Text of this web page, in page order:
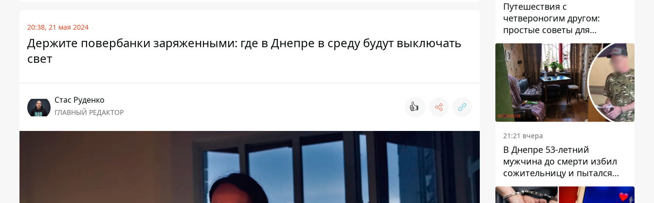
20:38, 21 мая 2024
Держите повербанки заряженными: где в Днепре в среду будут выключать
свет
Стаc Руденко
ГЛАВНЫЙ РЕДАКТОР 👍
Путешествия с
четвероногим другом:
простые советы для
поездок с животными
21:21 вчера
В Днепре 53-летний
мужчина до смерти избил
сожительницу и пытался
скрыть преступление:
детали